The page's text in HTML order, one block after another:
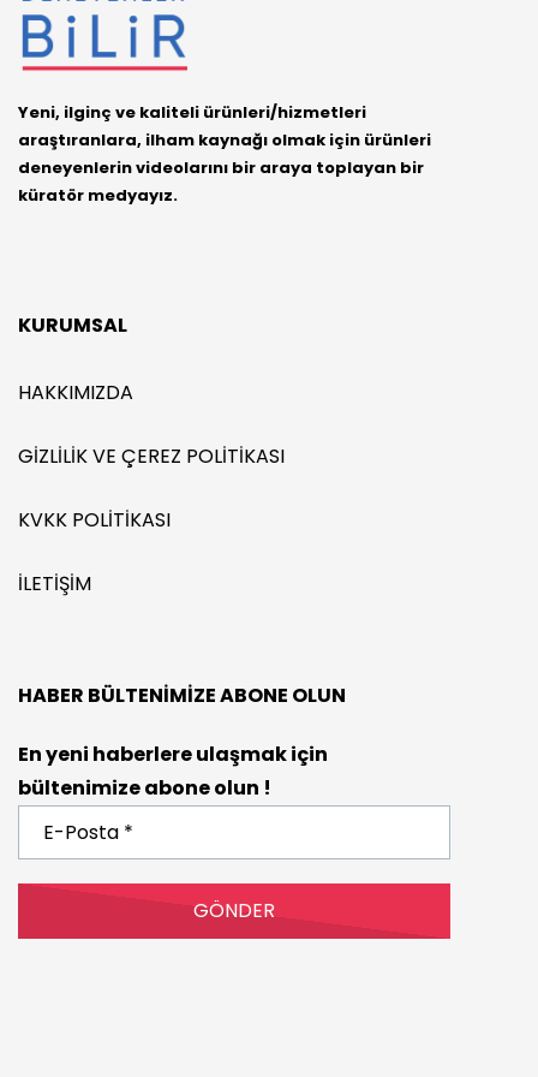
Yeni, ilginç ve kaliteli ürünleri/hizmetleri
araştıranlara, ilham kaynağı olmak için ürünleri
deneyenlerin videolarını bir araya toplayan bir
küratör medyayız.
KURUMSAL
HAKKIMIZDA
GIZLILIK VE ÇEREZ POLITIKASI
KVKK POLITIKASI
İLETIŞIM
HABER BÜLTENIMIZE ABONE OLUN
En yeni haberlere ulaşmak için
bültenimize abone olun !
Posta
*